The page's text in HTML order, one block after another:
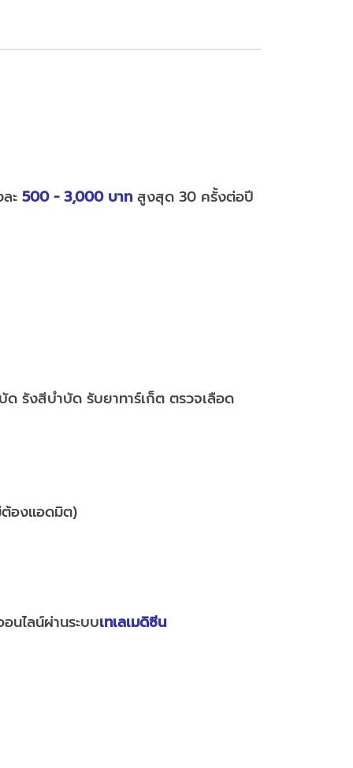
ะ 500 - 3,000 บาท สูงสุด 30 ครั้งต่อปี
ด รังสีบำบัด รับยาทาร์เก็ต ตรวจเลือด
ต้องแอดมิต)
นไลน์ผ่านระบบเทเลเมดิซีน